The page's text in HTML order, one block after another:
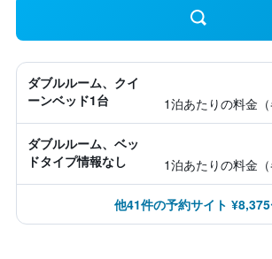
ダブルルーム、クイ
ーンベッド1台
1泊あたりの料金（
ダブルルーム、ベッ
ドタイプ情報なし
1泊あたりの料金（
他41件の予約サイト